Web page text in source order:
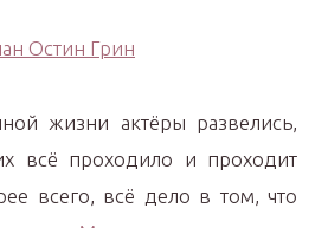
жизни актёры развелись,
всё проходило и проходит
всего, всё дело в том, что